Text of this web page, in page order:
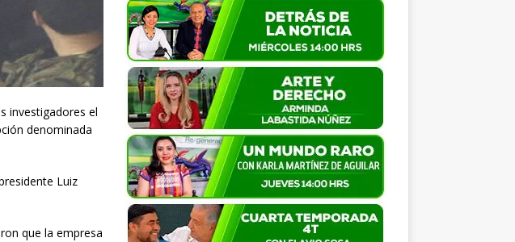
investigadores el
denominada
Luiz
que la empresa